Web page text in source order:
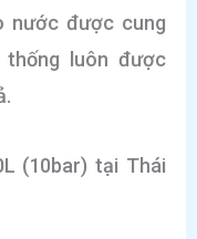
nước được cung
luôn được
(10bar) tại Thái